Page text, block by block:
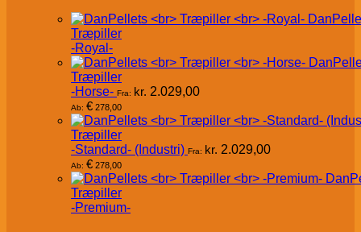
Træpiller
-Royal-
Træpiller
-Horse- Fra: kr. 2.029,00
Ab: € 278,00
Træpiller
-Standard- (Industri) Fra: kr. 2.029,00
Ab: € 278,00
Træpiller
-Premium-